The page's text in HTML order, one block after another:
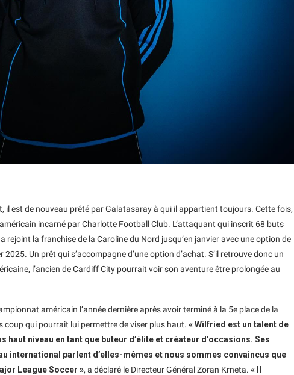
il est de nouveau prêté par Galatasaray à qui il appartient toujours. Cette fois,
incarné par Charlotte Football Club. L’attaquant qui inscrit 68 buts
rejoint la franchise de la Caroline du Nord jusqu’en janvier avec une option de
Un prêt qui s’accompagne d’une option d’achat. S’il retrouve donc un
l’ancien de Cardiff City pourrait voir son aventure être prolongée au
américain l’année dernière après avoir terminé à la 5e place de la
coup qui pourrait lui permettre de viser plus haut. « Wilfried est un talent de
haut niveau en tant que buteur d’élite et créateur d’occasions. Ses
international parlent d’elles-mêmes et nous sommes convaincus que
League Soccer », a déclaré le Directeur Général Zoran Krneta. « Il